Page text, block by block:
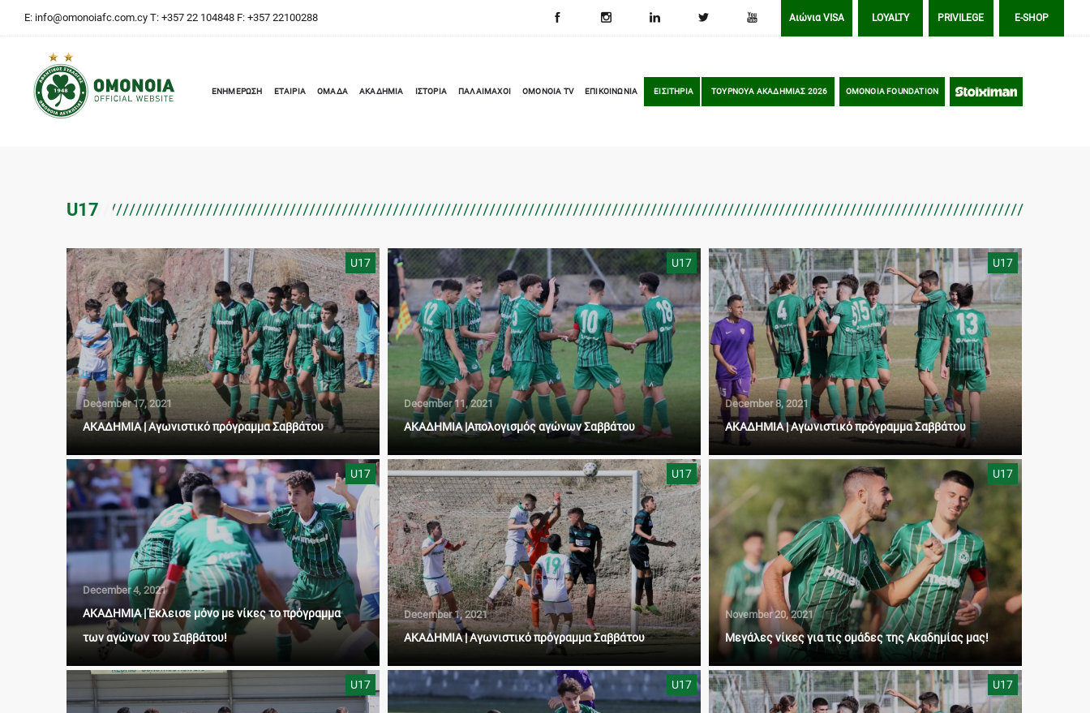
E: info@omonoiafc.com.cy T: +357 22 104848 F: +357 22100288 Αιώνια VISA LOYALTY PRIVILEGE E-SHOP
ΕΝΗΜΕΡΩΣΗ ΕΤΑΙΡΙΑ ΟΜΑΔΑ ΑΚΑΔΗΜΙΑ ΙΣΤΟΡΙΑ ΠΑΛΑΙΜΑΧΟΙ OMONOIA TV ΕΠΙΚΟΙΝΩΝΙΑ ΕΙΣΙΤΗΡΙΑ ΤΟΥΡΝΟΥΑ ΑΚΑΔΗΜΙΑΣ 2026 OMONOIA FOUNDATION STOIXIMAN
U17
U17
December 17, 2021
AΚAΔΗΜΙΑ | Αγωνιστικό πρόγραμμα Σαββάτου
U17
December 11, 2021
ΑΚΑΔΗΜΙΑ |Απολογισμός αγώνων Σαββάτου
U17
December 8, 2021
AΚAΔΗΜΙΑ | Αγωνιστικό πρόγραμμα Σαββάτου
U17
December 4, 2021
ΑΚΑΔΗΜΙΑ | Έκλεισε μόνο με νίκες το πρόγραμμα
των αγώνων του Σαββάτου!
U17
December 1, 2021
AΚAΔΗΜΙΑ | Αγωνιστικό πρόγραμμα Σαββάτου
U17
November 20, 2021
Μεγάλες νίκες για τις ομάδες της Ακαδημίας μας!
U17 U17 U17